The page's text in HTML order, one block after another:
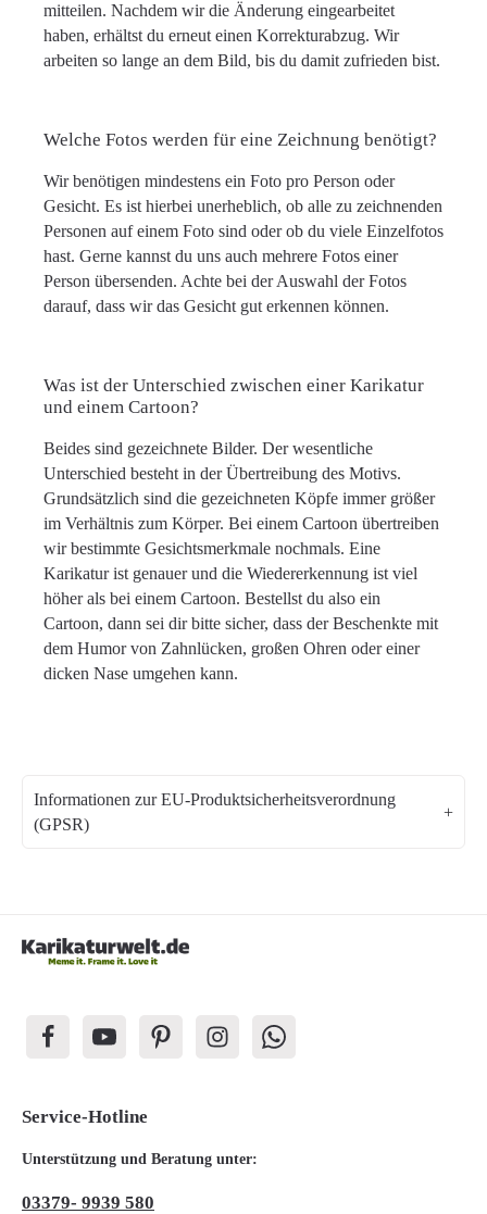
mitteilen. Nachdem wir die Änderung eingearbeitet
haben, erhältst du erneut einen Korrekturabzug. Wir
arbeiten so lange an dem Bild, bis du damit zufrieden bist.
Welche Fotos werden für eine Zeichnung benötigt?
Wir benötigen mindestens ein Foto pro Person oder
Gesicht. Es ist hierbei unerheblich, ob alle zu zeichnenden
Personen auf einem Foto sind oder ob du viele Einzelfotos
hast. Gerne kannst du uns auch mehrere Fotos einer
Person übersenden. Achte bei der Auswahl der Fotos
darauf, dass wir das Gesicht gut erkennen können.
Was ist der Unterschied zwischen einer Karikatur
und einem Cartoon?
Beides sind gezeichnete Bilder. Der wesentliche
Unterschied besteht in der Übertreibung des Motivs.
Grundsätzlich sind die gezeichneten Köpfe immer größer
im Verhältnis zum Körper. Bei einem Cartoon übertreiben
wir bestimmte Gesichtsmerkmale nochmals. Eine
Karikatur ist genauer und die Wiedererkennung ist viel
höher als bei einem Cartoon. Bestellst du also ein
Cartoon, dann sei dir bitte sicher, dass der Beschenkte mit
dem Humor von Zahnlücken, großen Ohren oder einer
dicken Nase umgehen kann.
Informationen zur EU-Produktsicherheitsverordnung
(GPSR)
Service-Hotline
Unterstützung und Beratung unter:
03379- 9939 580